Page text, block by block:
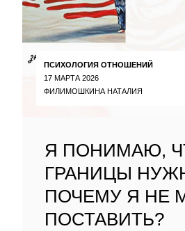
ПСИХОЛОГИЯ ОТНОШЕНИЙ
17 МАРТА 2026
ФИЛИМОШКИНА НАТАЛИЯ
Я ПОНИМАЮ,
ГРАНИЦЫ
ПОЧЕМУ Я НЕ
ПОСТАВИТЬ?